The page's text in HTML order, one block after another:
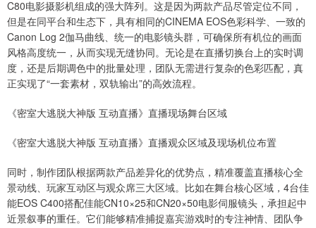
C80电影摄影机组成的强大阵列。这是因为两款产品尽管定位不同，
但是在同平台和生态下，具有相同的CINEMA EOS色彩科学、一致的
Canon Log 2伽马曲线、统一的电影镜头群，可确保所有机位的画面
风格高度统一，从而实现无缝协同。无论是在直播切换台上的实时调
度，还是后期调色中的批量处理，团队无需进行复杂的色彩匹配，真
正实现了“一套素材，双轨输出”的高效流程。
《密室大逃脱大神版 互动直播》直播现场舞台区域
《密室大逃脱大神版 互动直播》直播观众区域及现场机位布置
同时，制作团队根据两款产品差异化的优势点，精准覆盖直播核心全
景动线、玩家互动区与观众席三大区域。比如在舞台核心区域，4台佳
能EOS C400搭配佳能CN10×25和CN20×50电影伺服镜头，承担起中
近景叙事的重任。它们能够精准捕捉嘉宾游戏时的专注神情、团队争